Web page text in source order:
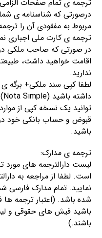
ترجمه ی تمام صفحات
درصورتی که شناسنامه ی
مربوط به مفقودی آن را
ترجمه ی کارت ملی اجباری
در صورتی که صاحب ملکی
اقامت خواهید داشت،
ندارید.
لطفا کپی سند ملکی+ برگه ی
توانید یک نسخه کپی از
قبوض و حساب بانکی خود
باشید.
ترجمه ی مدارک:
لیست دارالترجمه های
است. لطفا از مراجعه به
نمایید. تمام مدارک فارسی
باشید فیش های حقوقی و
باشند.)